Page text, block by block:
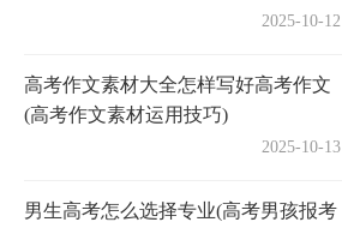
2025-10-12
高考作文素材大全怎样写好高考作文
(高考作文素材运用技巧)
2025-10-13
男生高考怎么选择专业(高考男孩报考